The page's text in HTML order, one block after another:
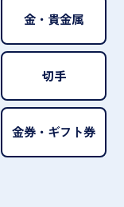
金・貴金属
切手
金券・ギフト券